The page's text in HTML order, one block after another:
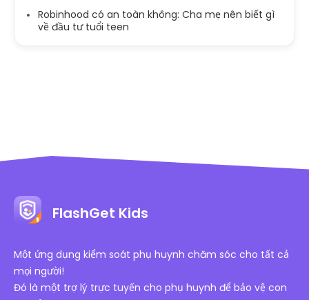
Robinhood có an toàn không: Cha mẹ nên biết gì
về đầu tư tuổi teen
FlashGet Kids
Một ứng dụng kiểm soát phụ huynh chăm sóc cho tất cả
mọi người!
Đó là một trợ lý trực tuyến cho phụ huynh để bảo vệ con